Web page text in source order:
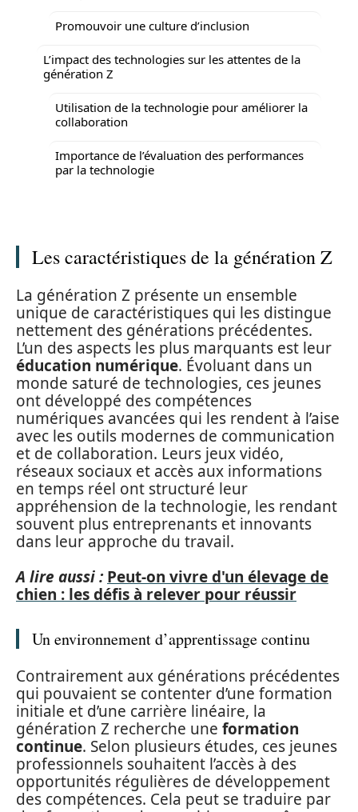
Promouvoir une culture d’inclusion
L’impact des technologies sur les attentes de la
génération Z
Utilisation de la technologie pour améliorer la
collaboration
Importance de l’évaluation des performances
par la technologie
Les caractéristiques de la génération Z
La génération Z présente un ensemble
unique de caractéristiques qui les distingue
nettement des générations précédentes.
L’un des aspects les plus marquants est leur
éducation numérique. Évoluant dans un
monde saturé de technologies, ces jeunes
ont développé des compétences
numériques avancées qui les rendent à l’aise
avec les outils modernes de communication
et de collaboration. Leurs jeux vidéo,
réseaux sociaux et accès aux informations
en temps réel ont structuré leur
appréhension de la technologie, les rendant
souvent plus entreprenants et innovants
dans leur approche du travail.
A lire aussi : Peut-on vivre d'un élevage de
chien : les défis à relever pour réussir
Un environnement d’apprentissage continu
Contrairement aux générations précédentes
qui pouvaient se contenter d’une formation
initiale et d’une carrière linéaire, la
génération Z recherche une formation
continue. Selon plusieurs études, ces jeunes
professionnels souhaitent l’accès à des
opportunités régulières de développement
des compétences. Cela peut se traduire par